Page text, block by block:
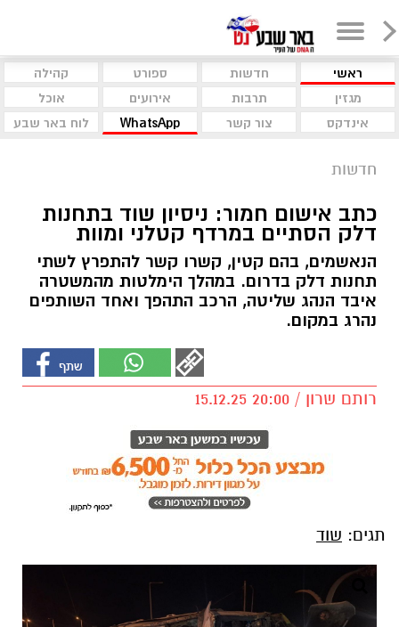
ראשי חדשות ספורט
קהילה
מגזין
תרבות אירועים
אוכל
אינדקס
צור קשר WhatsApp לוח באר שבע
חדשות
כתב אישום חמור: ניסיון שוד בתחנות
דלק הסתיים במרדף קטלני ומוות
הנאשמים, בהם קטין, קשרו קשר להתפרץ לשתי
תחנות דלק בדרום. במהלך הימלטות מהמשטרה
איבד הנהג שליטה, הרכב התהפך ואחד השותפים
נהרג במקום.
רותם שרון / 20:00 15.12.25